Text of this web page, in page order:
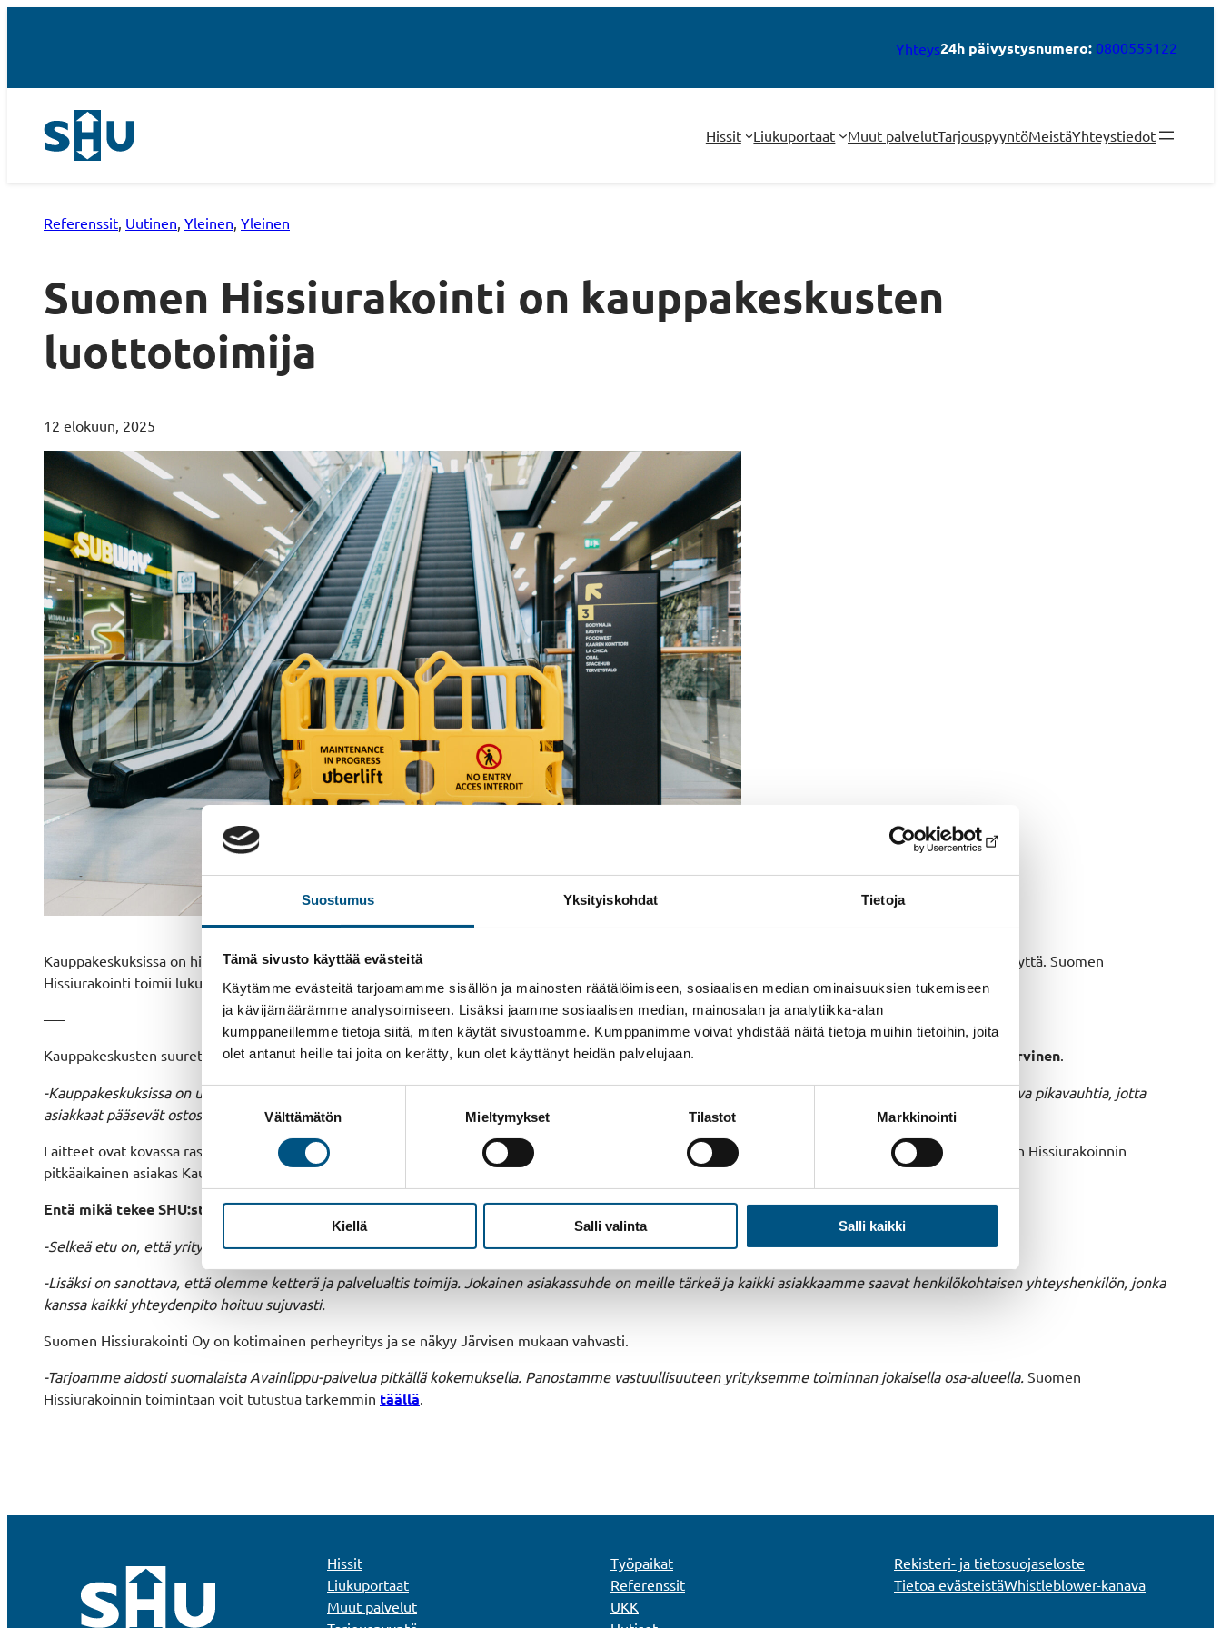
Suostumus Yksityiskohdat Tietoja
Tämä sivusto käyttää evästeitä
Käytämme evästeitä tarjoamamme sisällön ja mainosten räätälöimiseen, sosiaalisen median ominaisuuksien tukemiseen
ja kävijämäärämme analysoimiseen. Lisäksi jaamme sosiaalisen median, mainosalan ja analytiikka-alan
kumppaneillemme tietoja siitä, miten käytät sivustoamme. Kumppanimme voivat yhdistää näitä tietoja muihin tietoihin, joita
olet antanut heille tai joita on kerätty, kun olet käyttänyt heidän palvelujaan.
Suostumuksen
valinta
Välttämätön Mieltymykset Tilastot Markkinointi
Kiellä Salli valinta Salli kaikki
Yhteys24h päivystysnumero: 0800555122
Hissit Liukuportaat Muut palvelutTarjouspyyntöMeistäYhteystiedot
Referenssit Uutinen Yleinen Yleinen
Suomen Hissiurakointi on kauppakeskusten
luottotoimija
12 elokuun, 2025
Kauppakeskuksissa on hissien lisäksi suuri määrä liukuportaita ja niiden moitteeton toiminta on olennainen osa kiinteistön käytettävyyttä ja esteettömyyttä. Suomen
Hissiurakointi toimii lukuisten kauppakeskusten yhteistyökumppanina ympäri Suomen.
—–
Kauppakeskusten suuret kävijämäärät ja keskusten toiminta otetaan huomioon huolto-ohjelmia suunniteltaessa, kertoo SHU:n tekninen johtaja
Toni Järvinen.
-Kauppakeskuksissa on usein laitteita, joiden toiminta on keskuksen kannalta todella tärkeää. Vaikkapa autohallista ylös johtava liukukäytävä on korjattava pikavauhtia, jotta
asiakkaat pääsevät ostoskärryjen kanssa kauppaan. Lisäksi täytyy huolehtia jo etukäteen kuluvien osien vaihdosta.
Laitteet ovat kovassa rasituksessa, sillä harvassa kiinteistössä käy vuosittain yhtä paljon kävijöitä kuin vilkkaassa kauppakeskuksessa. Esimerkiksi Suomen Hissiurakoinnin
pitkäaikainen asiakas Kauppakeskus Kamppi palvelee vuosittain jopa yli 24 miljoonaa asiakasta, joten hissit ja liukuportaat ovat toden teolla käytössä.
Entä mikä tekee SHU:sta oivan yhteistyökumppanin nimenomaan kauppakeskuksille?
-Selkeä etu on, että yrityksellämme on tietotaito hoitaa kaiken merkkiset laitteet puolueettomasti, koska emme edusta mitään suurta valmistajaa.
-Lisäksi on sanottava, että olemme ketterä ja palvelualtis toimija. Jokainen asiakassuhde on meille tärkeä ja kaikki asiakkaamme saavat henkilökohtaisen yhteyshenkilön, jonka
kanssa kaikki yhteydenpito hoituu sujuvasti.
Suomen Hissiurakointi Oy on kotimainen perheyritys ja se näkyy Järvisen mukaan vahvasti.
-Tarjoamme aidosti suomalaista Avainlippu-palvelua pitkällä kokemuksella. Panostamme vastuullisuuteen yrityksemme toiminnan jokaisella osa-alueella. Suomen
Hissiurakoinnin toimintaan voit tutustua tarkemmin täällä.
Hissit
Liukuportaat
Muut palvelut
Työpaikat
Referenssit
UKK
Rekisteri- ja tietosuojaseloste
Tietoa evästeistäWhistleblower-kanava